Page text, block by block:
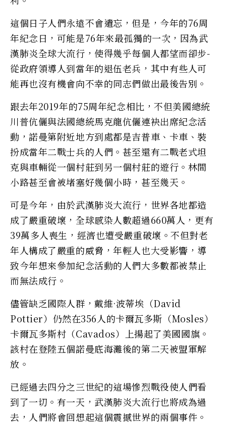
這個日子人們永遠不會遺忘，但是，今年的76周
年紀念日，可能是76年來最孤獨的一次，因為武
漢肺炎全球大流行，使得幾乎每個人都望而卻步-
從政府領導人到當年的退伍老兵，其中有些人可
能再也沒有機會向不幸的同志們做出最後告別。
跟去年2019年的75周年紀念相比，不但美國總統
川普伉儷與法國總統馬克龍伉儷連袂出席紀念活
動，諾曼第附近地方到處都是吉普車、卡車、裝
扮成當年二戰士兵的人們。甚至還有二戰老式坦
克與車輛從一個村莊到另一個村莊的遊行。林間
小路甚至會被堵塞好幾個小時，甚至幾天。
可是今年，由於武漢肺炎大流行，世界各地都造
成了嚴重破壞，全球感染人數超過660萬人，更有
39萬多人喪生，經濟也遭受嚴重破壞。不但對老
年人構成了嚴重的威脅，年輕人也大受影響，導
致今年想來參加紀念活動的人們大多數都被禁止
而無法成行。
儘管缺乏國際人群，戴維·波蒂埃（David
Pottier）仍然在356人的卡爾瓦多斯（Mosles）
卡爾瓦多斯村（Cavados）上揚起了美國國旗。
該村在登陸五個諾曼底海灘後的第二天被盟軍解
放。
已經過去四分之三世紀的這場慘烈戰役使人們看
到了一切。有一天，武漢肺炎大流行也將成為過
去，人們將會回想起這個震撼世界的兩個事件。